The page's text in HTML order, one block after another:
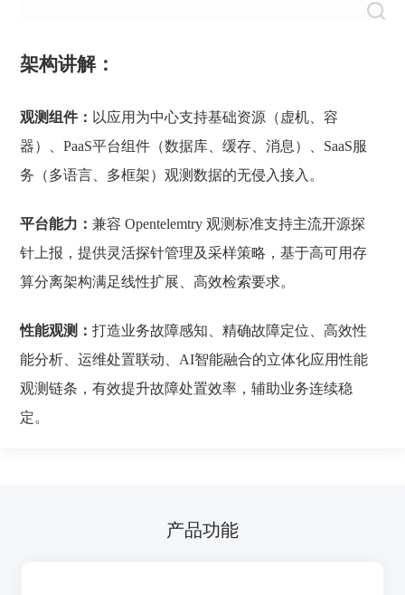
架构讲解：
观测组件： 以应用为中心支持基础资源（虚机、容
器）、PaaS平台组件（数据库、缓存、消息）、SaaS服
务（多语言、多框架）观测数据的无侵入接入。
平台能力：兼容 Opentelemtry 观测标准支持主流开源探
针上报，提供灵活探针管理及采样策略，基于高可用存
算分离架构满足线性扩展、高效检索要求。
性能观测：打造业务故障感知、精确故障定位、高效性
能分析、运维处置联动、AI智能融合的立体化应用性能
观测链条，有效提升故障处置效率，辅助业务连续稳
定。
产品功能